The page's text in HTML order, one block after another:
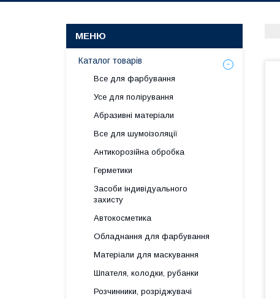
Каталог товарів
Все для фарбування
Усе для полірування
Абразивні матеріали
Все для шумоізоляції
Антикорозійна обробка
Герметики
Засоби індивідуального
захисту
Автокосметика
Обладнання для фарбування
Матеріали для маскування
Шпателя, колодки, рубанки
Розчинники, розріджувачі